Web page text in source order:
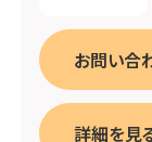
お問い合
詳細を見